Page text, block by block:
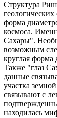
Структура
форма
космоса.
Сахары".
возможным
круглая форма
Также "глаз
данные
участка
связывают с
находилась